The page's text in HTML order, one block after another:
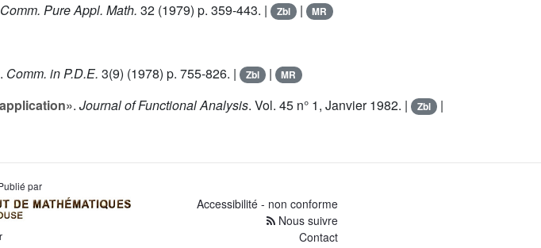
Comm. Pure Appl. Math. 32 (1979) p. 359-443. | Zbl | MR
. Comm. in P.D.E. 3(9) (1978) p. 755-826. | Zbl | MR
. Journal of Functional Analysis. Vol. 45 n° 1, Janvier 1982. | Zbl |
par
Accessibilité - non conforme
Nous suivre
Contact